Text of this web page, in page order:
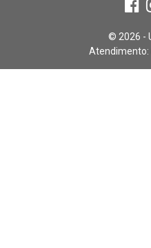
© 2026 -
Atendimento: